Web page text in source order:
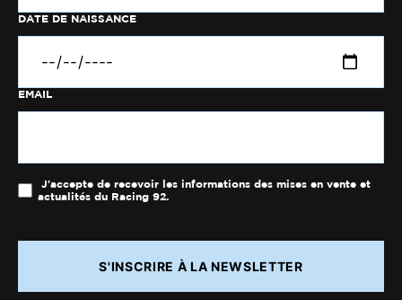
DATE DE NAISSANCE
EMAIL
J'accepte de recevoir les informations des mises en vente et
actualités du Racing 92.
S'INSCRIRE À LA NEWSLETTER